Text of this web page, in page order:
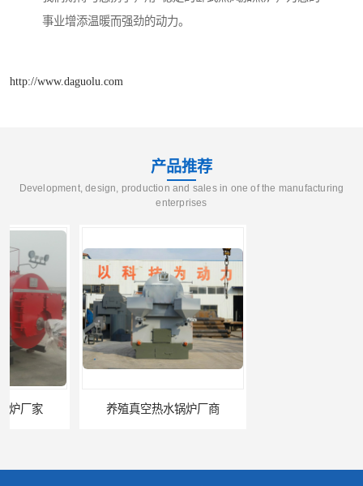
事业增添温暖而强劲的动力。
http://www.daguolu.com
产品推荐
Development, design, production and sales in one of the manufacturing
enterprises
养殖真空热水锅炉厂商